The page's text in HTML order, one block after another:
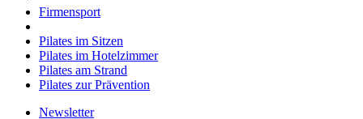
Firmensport
Pilates im Sitzen
Pilates im Hotelzimmer
Pilates am Strand
Pilates zur Prävention
Newsletter